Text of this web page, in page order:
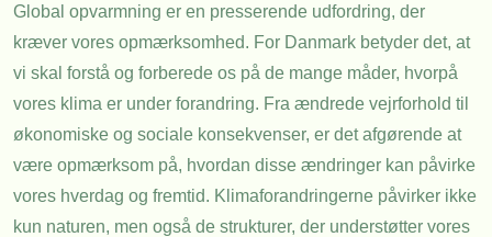
Global opvarmning er en presserende udfordring, der
kræver vores opmærksomhed. For Danmark betyder det, at
vi skal forstå og forberede os på de mange måder, hvorpå
vores klima er under forandring. Fra ændrede vejrforhold til
økonomiske og sociale konsekvenser, er det afgørende at
være opmærksom på, hvordan disse ændringer kan påvirke
vores hverdag og fremtid. Klimaforandringerne påvirker ikke
kun naturen, men også de strukturer, der understøtter vores